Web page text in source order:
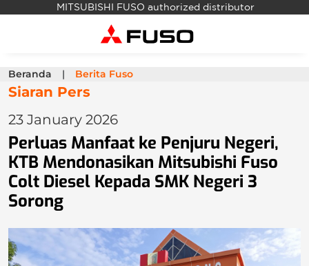
MITSUBISHI FUSO authorized distributor
Beranda Berita Fuso
Siaran Pers
23 January 2026
Perluas Manfaat ke Penjuru Negeri,
KTB Mendonasikan Mitsubishi Fuso
Colt Diesel Kepada SMK Negeri 3
Sorong